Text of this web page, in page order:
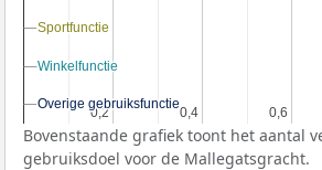
0,2
0,2 0,4
0,4 0,6
0,6
Sportfunctie
Sportfunctie
Winkelfunctie
Winkelfunctie
Overige gebruiksfunctie
Overige gebruiksfunctie
Bovenstaande grafiek toont het aantal
gebruiksdoel voor de Mallegatsgracht.